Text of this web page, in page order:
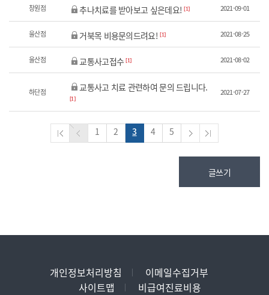
창원점 추나치료를 받아보고 싶은데요! [1] 2021-09-01
울산점 거북목 비용문의드려요! [1] 2021-08-25
울산점 교통사고접수 [1] 2021-08-02
하단점 교통사고 치료 관련하여 문의 드립니다.
[1]
2021-07-27
1 2 3 4 5
글쓰기
개인정보처리방침
이메일수집거부
사이트맵
비급여진료비용